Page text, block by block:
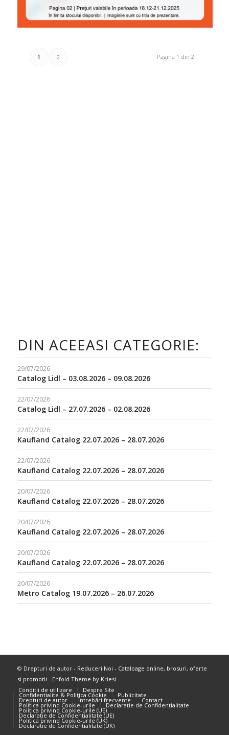
Pagina 1 din 2
1 2
DIN ACEEASI CATEGORIE:
29/07/2026
Catalog Lidl – 03.08.2026 – 09.08.2026
22/07/2026
Catalog Lidl – 27.07.2026 – 02.08.2026
22/07/2026
Kaufland Catalog 22.07.2026 – 28.07.2026
22/07/2026
Kaufland Catalog 22.07.2026 – 28.07.2026
20/07/2026
Kaufland Catalog 22.07.2026 – 28.07.2026
20/07/2026
Kaufland Catalog 22.07.2026 – 28.07.2026
20/07/2026
Kaufland Catalog 22.07.2026 – 28.07.2026
20/07/2026
Metro Catalog 19.07.2026 – 26.07.2026
© Drepturi de autor - Reduceri Noi - Cataloage online, brosuri, oferte
si promotii - Enfold Theme by Kriesi
Conditii de utilizare
Despre Site
Confidentialite & Politica Cookie Publicitate
Drepturi de autor Întrebări frecvente Contact
Politica privind Cookie-urile Declarație de Confidențialitate
Politica privind Cookie-urile (UE)
Declarație de Confidențialitate (UE)
Politica privind Cookie-urile (UK)
Declarație de Confidențialitate (UK)